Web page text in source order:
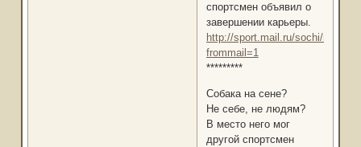
спортсмен объявил о
завершении карьеры.
http://sport.mail.ru/sochi/news/
frommail=1
*********
Собака на сене?
Не себе, не людям?
В место него мог
другой спортсмен